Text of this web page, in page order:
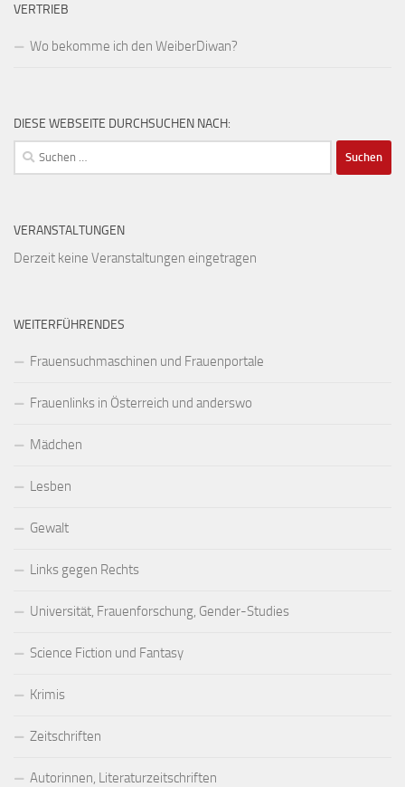
VERTRIEB
Wo bekomme ich den WeiberDiwan?
DIESE WEBSEITE DURCHSUCHEN NACH:
Suchen
nach:
VERANSTALTUNGEN
Derzeit keine Veranstaltungen eingetragen
WEITERFÜHRENDES
Frauensuchmaschinen und Frauenportale
Frauenlinks in Österreich und anderswo
Mädchen
Lesben
Gewalt
Links gegen Rechts
Universität, Frauenforschung, Gender-Studies
Science Fiction und Fantasy
Krimis
Zeitschriften
Autorinnen, Literaturzeitschriften